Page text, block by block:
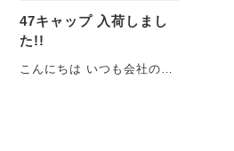
47キャップ 入荷しまし
た!!
こんにちは いつも会社のPB